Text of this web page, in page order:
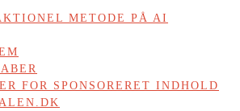
METODE PÅ AI
FOR SPONSORERET INDHOLD